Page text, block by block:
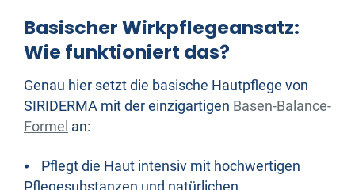
Basischer Wirkpflegeansatz:
Wie funktioniert das?
Genau hier setzt die basische Hautpflege von
SIRIDERMA mit der einzigartigen Basen-Balance-
Formel an:
⦁ Pflegt die Haut intensiv mit hochwertigen